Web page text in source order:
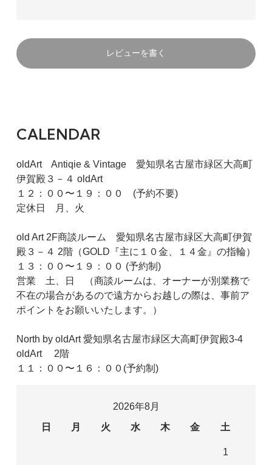
レビューを書く
CALENDAR
oldArt Antiqie & Vintage 愛知県名古屋市緑区大高町
伊賀殿３－４ oldArt
１２：００〜１９：００ (予約不要)
定休日 月、火
old Art 2F商談ルーム 愛知県名古屋市緑区大高町伊賀
殿３－４ 2階（GOLD『主に１０金、１４金』の指輪）
１３：００〜１９：００ (予約制)
営業 土、日 （商談ルームは、オーナーが別業務で
不在の場合があるので遠方からお越しの際は、事前ア
ポイントをお願いいたします。）
North by oldArt 愛知県名古屋市緑区大高町伊賀殿3-4
oldArt 2階
１１：００〜１６：００(予約制)
2026年8月
日
月 火 水 木 金 土
1